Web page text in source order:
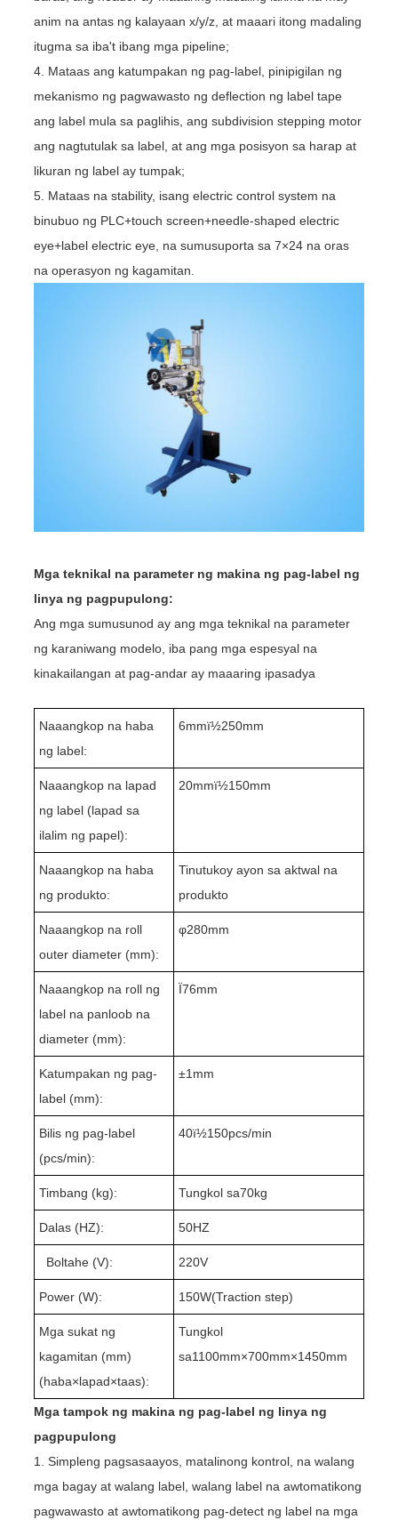
anim na antas ng kalayaan x/y/z, at maaari itong madaling
itugma sa iba't ibang mga pipeline;
4. Mataas ang katumpakan ng pag-label, pinipigilan ng
mekanismo ng pagwawasto ng deflection ng label tape
ang label mula sa paglihis, ang subdivision stepping motor
ang nagtutulak sa label, at ang mga posisyon sa harap at
likuran ng label ay tumpak;
5. Mataas na stability, isang electric control system na
binubuo ng PLC+touch screen+needle-shaped electric
eye+label electric eye, na sumusuporta sa 7×24 na oras
na operasyon ng kagamitan.
Mga teknikal na parameter ng makina ng pag-label ng
linya ng pagpupulong:
Ang mga sumusunod ay ang mga teknikal na parameter
ng karaniwang modelo, iba pang mga espesyal na
kinakailangan at pag-andar ay maaaring ipasadya
Naaangkop na haba
ng label:
6mmï½250mm
Naaangkop na lapad
ng label (lapad sa
ilalim ng papel):
20mmï½150mm
Naaangkop na haba
ng produkto:
Tinutukoy ayon sa aktwal na
produkto
Naaangkop na roll
outer diameter (mm):
φ280mm
Naaangkop na roll ng
label na panloob na
diameter (mm):
Ï76mm
Katumpakan ng pag-
label (mm):
±1mm
Bilis ng pag-label
(pcs/min):
40ï½150pcs/min
Timbang (kg): Tungkol sa70kg
Dalas (HZ): 50HZ
Boltahe (V): 220V
Power (W): 150W(Traction step)
Mga sukat ng
kagamitan (mm)
(haba×lapad×taas):
Tungkol
sa1100mm×700mm×1450mm
Mga tampok ng makina ng pag-label ng linya ng
pagpupulong
1. Simpleng pagsasaayos, matalinong kontrol, na walang
mga bagay at walang label, walang label na awtomatikong
pagwawasto at awtomatikong pag-detect ng label na mga